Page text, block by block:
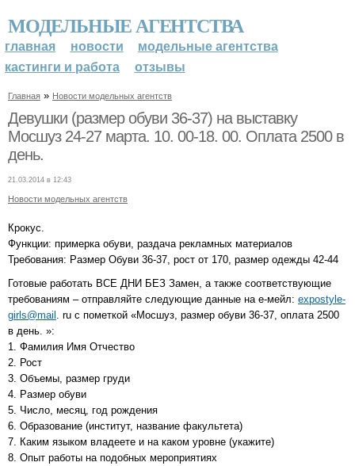
МОДЕЛЬНЫЕ АГЕНТСТВА
главная новости
модельные агентства
кастинги и работа
отзывы
Главная » Новости модельных агентств
Девушки (размер обуви 36-37) на выставку
Мосшуз 24-27 марта. 10. 00-18. 00. Оплата 2500 в
день.
21.03.2014 в 12:43
Новости модельных агентств
Крокус.
Функции: примерка обуви, раздача рекламных материалов
Требования: Размер Обуви 36-37, рост от 170, размер одежды 42-44
Готовые работать ВСЕ ДНИ БЕЗ Замен, а также соответствующие
требованиям – отправляйте следующие данные на е-мейл: expostyle-
girls@mail . ru с пометкой «Мосшуз, размер обуви 36-37, оплата 2500
в день. »:
1. Фамилия Имя Отчество
2. Рост
3. Объемы, размер груди
4. Размер обуви
5. Число, месяц, год рождения
6. Образование (институт, название факультета)
7. Каким языком владеете и на каком уровне (укажите)
8. Опыт работы на подобных мероприятиях